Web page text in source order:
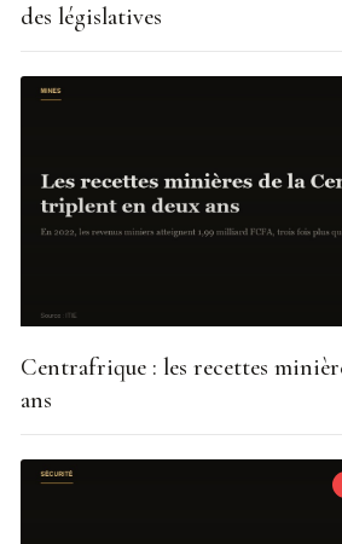
des législatives
Centrafrique : les recettes
ans